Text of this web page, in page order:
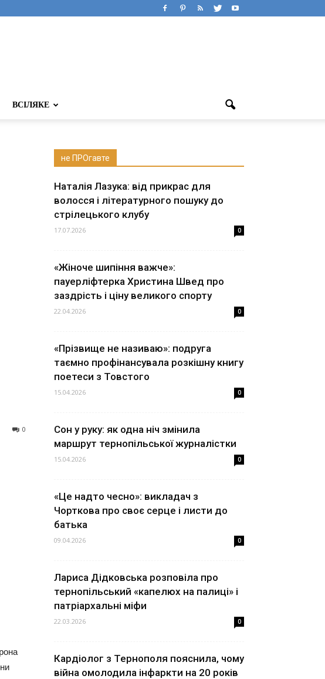
ВСІЛЯКЕ
0
не ПРОгавте
Наталія Лазука: від прикрас для
волосся і літературного пошуку до
стрілецького клубу
17.07.2026 0
«Жіноче шипіння важче»:
пауерліфтерка Христина Швед про
заздрість і ціну великого спорту
22.04.2026 0
«Прізвище не називаю»: подруга
таємно профінансувала розкішну книгу
поетеси з Товстого
15.04.2026 0
Сон у руку: як одна ніч змінила
маршрут тернопільської журналістки
15.04.2026 0
«Це надто чесно»: викладач з
Чорткова про своє серце і листи до
батька
09.04.2026 0
Лариса Дідковська розповіла про
тернопільський «капелюх на палиці» і
патріархальні міфи
22.03.2026 0
Кардіолог з Тернополя пояснила, чому
війна омолодила інфаркти на 20 років